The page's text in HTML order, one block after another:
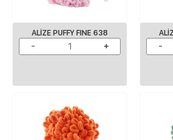
ALIZE PUFFY FINE 638